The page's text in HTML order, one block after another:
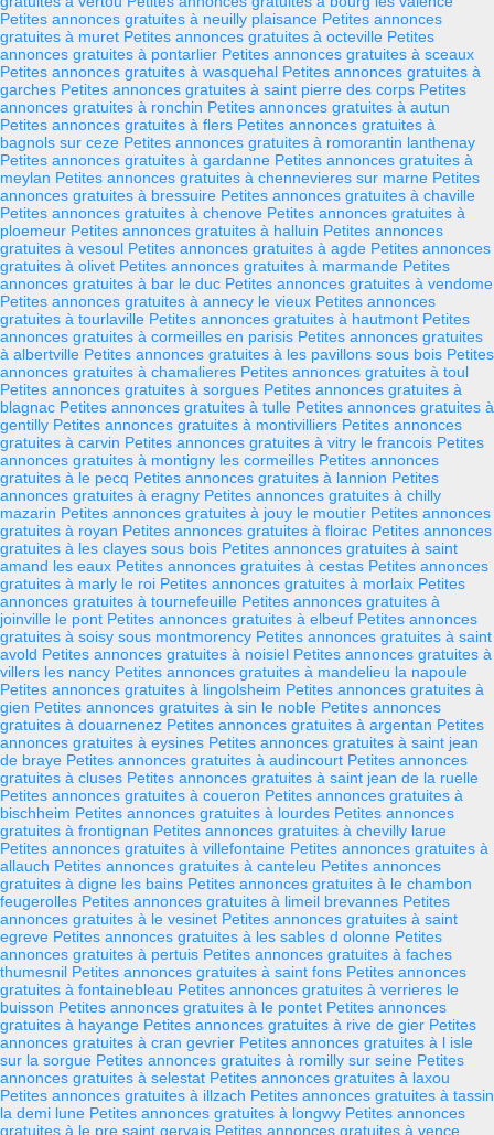
Petites annonces gratuites à neuilly plaisance Petites annonces
gratuites à muret Petites annonces gratuites à octeville Petites
annonces gratuites à pontarlier Petites annonces gratuites à sceaux
Petites annonces gratuites à wasquehal Petites annonces gratuites à
garches Petites annonces gratuites à saint pierre des corps Petites
annonces gratuites à ronchin Petites annonces gratuites à autun
Petites annonces gratuites à flers Petites annonces gratuites à
bagnols sur ceze Petites annonces gratuites à romorantin lanthenay
Petites annonces gratuites à gardanne Petites annonces gratuites à
meylan Petites annonces gratuites à chennevieres sur marne Petites
annonces gratuites à bressuire Petites annonces gratuites à chaville
Petites annonces gratuites à chenove Petites annonces gratuites à
ploemeur Petites annonces gratuites à halluin Petites annonces
gratuites à vesoul Petites annonces gratuites à agde Petites annonces
gratuites à olivet Petites annonces gratuites à marmande Petites
annonces gratuites à bar le duc Petites annonces gratuites à vendome
Petites annonces gratuites à annecy le vieux Petites annonces
gratuites à tourlaville Petites annonces gratuites à hautmont Petites
annonces gratuites à cormeilles en parisis Petites annonces gratuites
à albertville Petites annonces gratuites à les pavillons sous bois Petites
annonces gratuites à chamalieres Petites annonces gratuites à toul
Petites annonces gratuites à sorgues Petites annonces gratuites à
blagnac Petites annonces gratuites à tulle Petites annonces gratuites à
gentilly Petites annonces gratuites à montivilliers Petites annonces
gratuites à carvin Petites annonces gratuites à vitry le francois Petites
annonces gratuites à montigny les cormeilles Petites annonces
gratuites à le pecq Petites annonces gratuites à lannion Petites
annonces gratuites à eragny Petites annonces gratuites à chilly
mazarin Petites annonces gratuites à jouy le moutier Petites annonces
gratuites à royan Petites annonces gratuites à floirac Petites annonces
gratuites à les clayes sous bois Petites annonces gratuites à saint
amand les eaux Petites annonces gratuites à cestas Petites annonces
gratuites à marly le roi Petites annonces gratuites à morlaix Petites
annonces gratuites à tournefeuille Petites annonces gratuites à
joinville le pont Petites annonces gratuites à elbeuf Petites annonces
gratuites à soisy sous montmorency Petites annonces gratuites à saint
avold Petites annonces gratuites à noisiel Petites annonces gratuites à
villers les nancy Petites annonces gratuites à mandelieu la napoule
Petites annonces gratuites à lingolsheim Petites annonces gratuites à
gien Petites annonces gratuites à sin le noble Petites annonces
gratuites à douarnenez Petites annonces gratuites à argentan Petites
annonces gratuites à eysines Petites annonces gratuites à saint jean
de braye Petites annonces gratuites à audincourt Petites annonces
gratuites à cluses Petites annonces gratuites à saint jean de la ruelle
Petites annonces gratuites à coueron Petites annonces gratuites à
bischheim Petites annonces gratuites à lourdes Petites annonces
gratuites à frontignan Petites annonces gratuites à chevilly larue
Petites annonces gratuites à villefontaine Petites annonces gratuites à
allauch Petites annonces gratuites à canteleu Petites annonces
gratuites à digne les bains Petites annonces gratuites à le chambon
feugerolles Petites annonces gratuites à limeil brevannes Petites
annonces gratuites à le vesinet Petites annonces gratuites à saint
egreve Petites annonces gratuites à les sables d olonne Petites
annonces gratuites à pertuis Petites annonces gratuites à faches
thumesnil Petites annonces gratuites à saint fons Petites annonces
gratuites à fontainebleau Petites annonces gratuites à verrieres le
buisson Petites annonces gratuites à le pontet Petites annonces
gratuites à hayange Petites annonces gratuites à rive de gier Petites
annonces gratuites à cran gevrier Petites annonces gratuites à l isle
sur la sorgue Petites annonces gratuites à romilly sur seine Petites
annonces gratuites à selestat Petites annonces gratuites à laxou
Petites annonces gratuites à illzach Petites annonces gratuites à tassin
la demi lune Petites annonces gratuites à longwy Petites annonces
gratuites à le pre saint gervais Petites annonces gratuites à vence